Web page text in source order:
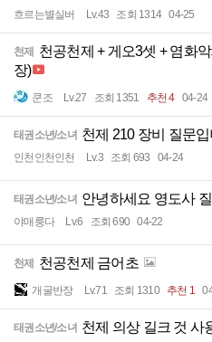
흐르는별실버 Lv.43 조회 1314 04-25
천제
천공천제 + 게오3셋 + 염화
장)
쿤조 Lv.27 조회 1351 추천 4 04-24
태권소년/소녀 천제 210 장비 질문
인천인천인천 Lv.3 조회 693 04-24
태권소년/소녀 안녕하세요 영도사
야매룽다 Lv.6 조회 690 04-22
천제 천공천제 금어초
개굴반장 Lv.71 조회 1310 추천 1
태권소년/소녀 천제 의상 길크 것 사